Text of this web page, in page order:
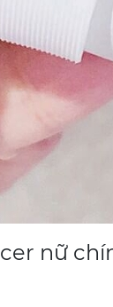
nữ